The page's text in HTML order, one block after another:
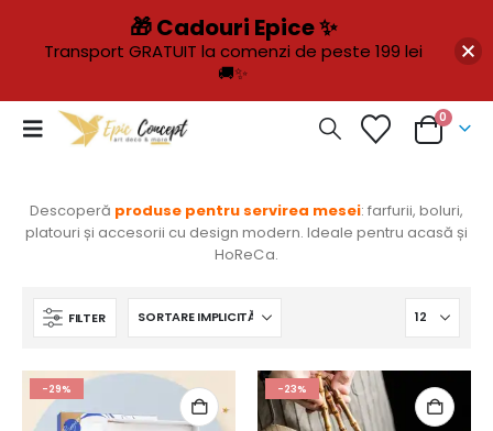
0
Descoperă produse pentru servirea mesei: farfurii, boluri,
platouri și accesorii cu design modern. Ideale pentru acasă și
HoReCa.
FILTER
-29% -23%
🎁 Cadouri Epice ✨
Transport GRATUIT la comenzi de peste 199 lei
🚚✨